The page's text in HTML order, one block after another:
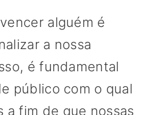
alguém é
a nossa
é fundamental
público com o qual
a fim de que nossas